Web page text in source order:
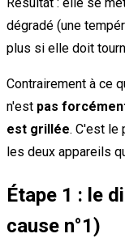
dégradé (une
plus si elle doit
Contrairement à ce
n'est pas
est grillée. C'est le
les deux appareils
Étape 1 : le
cause n°1)